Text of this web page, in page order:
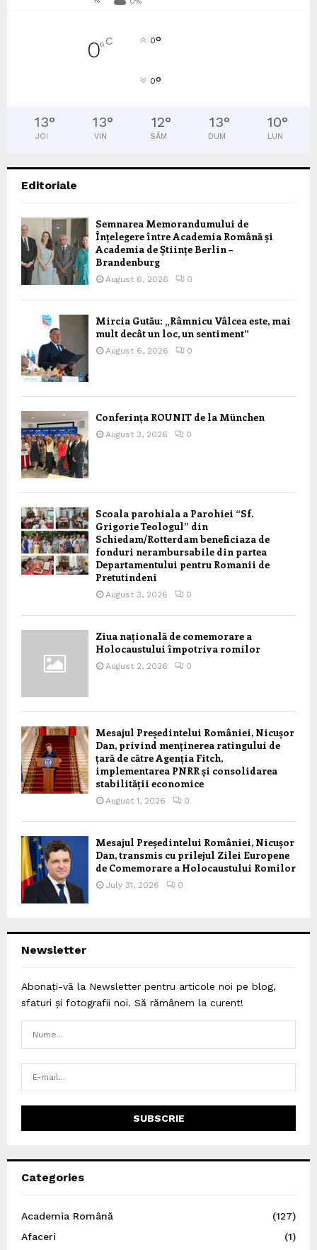
0°C 0°
0°
13°
JOI
13°
VIN
12°
SÂM
13°
DUM
10°
LUN
Editoriale
Semnarea Memorandumului de
Înțelegere între Academia Română și
Academia de Științe Berlin –
Brandenburg
August 6, 2026 0
Mircia Gutău: „Râmnicu Vâlcea este, mai
mult decât un loc, un sentiment”
August 6, 2026 0
Conferința ROUNIT de la München
August 3, 2026 0
Scoala parohiala a Parohiei “Sf.
Grigorie Teologul” din
Schiedam/Rotterdam beneficiaza de
fonduri nerambursabile din partea
Departamentului pentru Romanii de
Pretutindeni
August 3, 2026 0
Ziua națională de comemorare a
Holocaustului împotriva romilor
August 2, 2026 0
Mesajul Președintelui României, Nicușor
Dan, privind menținerea ratingului de
țară de către Agenția Fitch,
implementarea PNRR și consolidarea
stabilității economice
August 1, 2026 0
Mesajul Președintelui României, Nicușor
Dan, transmis cu prilejul Zilei Europene
de Comemorare a Holocaustului Romilor
July 31, 2026 0
Newsletter
Abonați-vă la Newsletter pentru articole noi pe blog,
sfaturi și fotografii noi. Să rămânem la curent!
Categories
Academia Română
(127)
Afaceri
(1)